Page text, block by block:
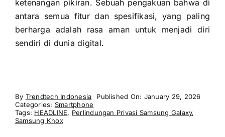
ketenangan pikiran. Sebuah pengakuan bahwa di
antara semua fitur dan spesifikasi, yang paling
berharga adalah rasa aman untuk menjadi diri
sendiri di dunia digital.
By Trendtech Indonesia
Published On: January 29, 2026
Categories: Smartphone
Tags: HEADLINE, Perlindungan Privasi Samsung Galaxy,
Samsung Knox